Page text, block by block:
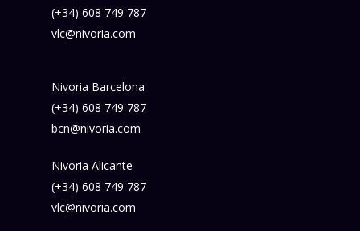
(+34) 608 749 787
vlc@nivoria.com
Nivoria Barcelona
(+34) 608 749 787
bcn@nivoria.com
Nivoria Alicante
(+34) 608 749 787
vlc@nivoria.com